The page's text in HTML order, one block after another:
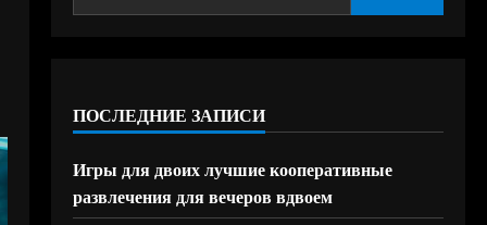
ПОСЛЕДНИЕ ЗАПИСИ
Игры для двоих лучшие кооперативные
развлечения для вечеров вдвоем